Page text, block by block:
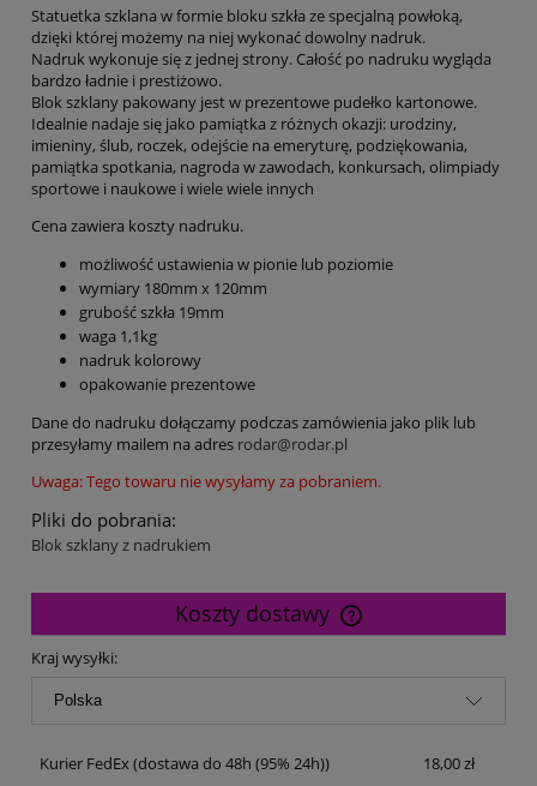
Statuetka szklana w formie bloku szkła ze specjalną powłoką,
dzięki której możemy na niej wykonać dowolny nadruk.
Nadruk wykonuje się z jednej strony. Całość po nadruku wygląda
bardzo ładnie i prestiżowo.
Blok szklany pakowany jest w prezentowe pudełko kartonowe.
Idealnie nadaje się jako pamiątka z różnych okazji: urodziny,
imieniny, ślub, roczek, odejście na emeryturę, podziękowania,
pamiątka spotkania, nagroda w zawodach, konkursach, olimpiady
sportowe i naukowe i wiele wiele innych
Cena zawiera koszty nadruku.
możliwość ustawienia w pionie lub poziomie
wymiary 180mm x 120mm
grubość szkła 19mm
waga 1,1kg
nadruk kolorowy
opakowanie prezentowe
Dane do nadruku dołączamy podczas zamówienia jako plik lub
przesyłamy mailem na adres rodar@rodar.pl
Uwaga: Tego towaru nie wysyłamy za pobraniem.
Pliki do pobrania:
Blok szklany z nadrukiem
Koszty dostawy
Cena nie zawiera ewentualnych kosztów płatności
Kraj wysyłki:
Kurier FedEx(dostawa do 48h (95% 24h)) 18,00 zł